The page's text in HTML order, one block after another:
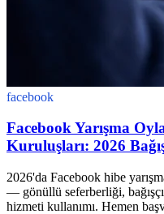
facebook
Facebook Yarışma
Kuruluşları: 2026
2026'da Facebook hibe
— gönüllü seferberliği,
hizmeti kullanımı. Hemen